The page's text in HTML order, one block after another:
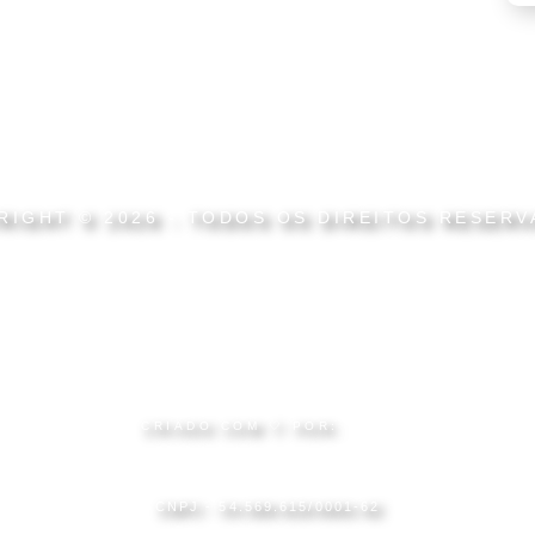
© 2026 - TODOS OS DIREITOS
CRIADO COM 🤍 POR:
CNPJ - 54.569.615/0001-62